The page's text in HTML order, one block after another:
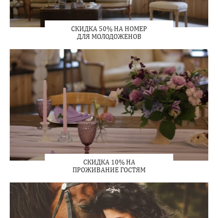
СКИДКА 50% НА НОМЕР
ДЛЯ МОЛОДОЖЕНОВ
СКИДКА 10% НА
ПРОЖИВАНИЕ ГОСТЯМ